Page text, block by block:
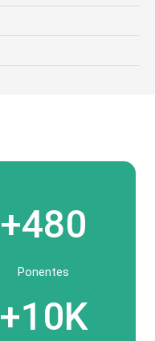
+480
Ponentes
+10K